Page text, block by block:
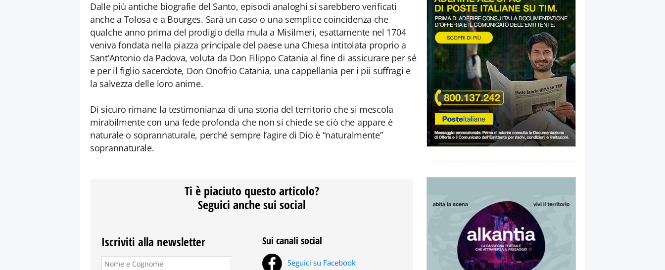
Dalle più antiche biografie del Santo, episodi analoghi si sarebbero verificati
anche a Tolosa e a Bourges. Sarà un caso o una semplice coincidenza che
qualche anno prima del prodigio della mula a Misilmeri, esattamente nel 1704
veniva fondata nella piazza principale del paese una Chiesa intitolata proprio a
Sant’Antonio da Padova, voluta da Don Filippo Catania al fine di assicurare per sé
e per il figlio sacerdote, Don Onofrio Catania, una cappellania per i pii suffragi e
la salvezza delle loro anime.
Di sicuro rimane la testimonianza di una storia del territorio che si mescola
mirabilmente con una fede profonda che non si chiede se ciò che appare è
naturale o soprannaturale, perché sempre l’agire di Dio è “naturalmente”
soprannaturale.
Ti è piaciuto questo articolo?
Seguici anche sui social
Iscriviti alla newsletter Sui canali social
Seguici su Facebook